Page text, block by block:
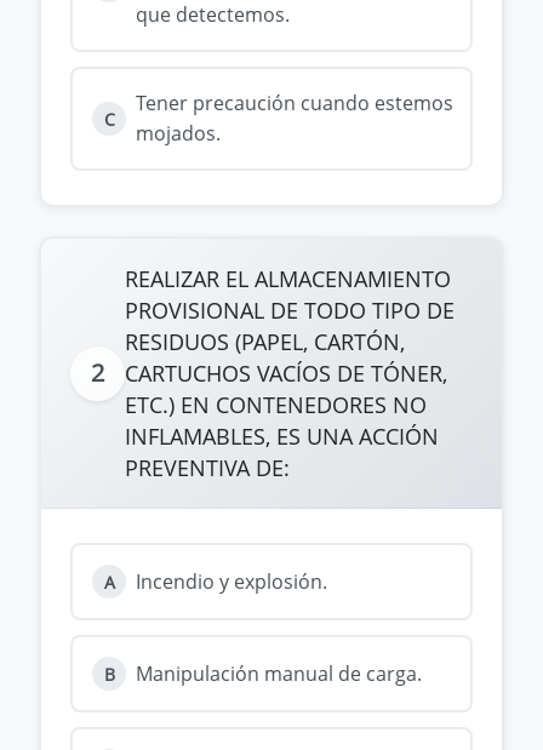
que detectemos.
C
Tener precaución cuando estemos
mojados.
2
REALIZAR EL ALMACENAMIENTO
PROVISIONAL DE TODO TIPO DE
RESIDUOS (PAPEL, CARTÓN,
CARTUCHOS VACÍOS DE TÓNER,
ETC.) EN CONTENEDORES NO
INFLAMABLES, ES UNA ACCIÓN
PREVENTIVA DE:
A Incendio y explosión.
B Manipulación manual de carga.